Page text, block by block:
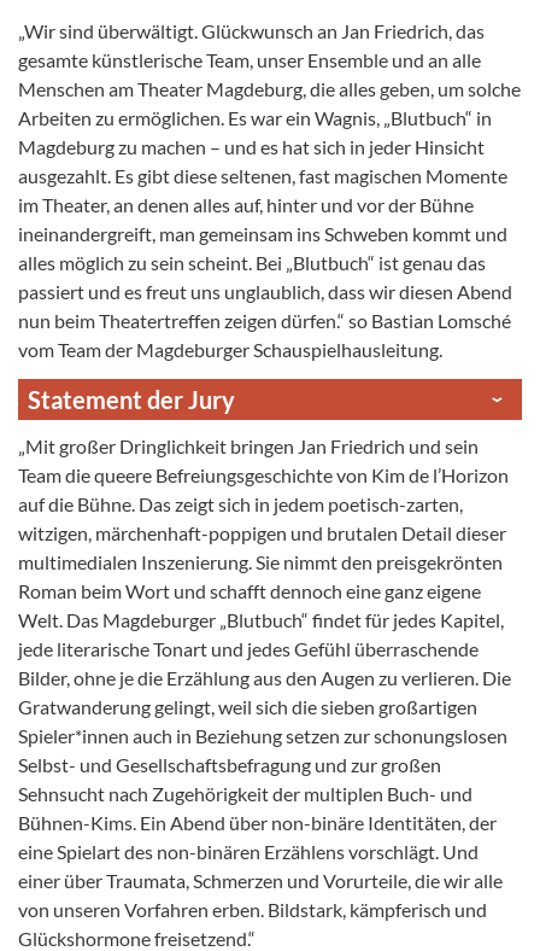
„Wir sind überwältigt. Glückwunsch an Jan Friedrich, das
gesamte künstlerische Team, unser Ensemble und an alle
Menschen am Theater Magdeburg, die alles geben, um solche
Arbeiten zu ermöglichen. Es war ein Wagnis, „Blutbuch“ in
Magdeburg zu machen – und es hat sich in jeder Hinsicht
ausgezahlt. Es gibt diese seltenen, fast magischen Momente
im Theater, an denen alles auf, hinter und vor der Bühne
ineinandergreift, man gemeinsam ins Schweben kommt und
alles möglich zu sein scheint. Bei „Blutbuch“ ist genau das
passiert und es freut uns unglaublich, dass wir diesen Abend
nun beim Theatertreffen zeigen dürfen.“ so Bastian Lomsché
vom Team der Magdeburger Schauspielhausleitung.
Statement der Jury
„Mit großer Dringlichkeit bringen Jan Friedrich und sein
Team die queere Befreiungsgeschichte von Kim de l’Horizon
auf die Bühne. Das zeigt sich in jedem poetisch-zarten,
witzigen, märchenhaft-poppigen und brutalen Detail dieser
multimedialen Inszenierung. Sie nimmt den preisgekrönten
Roman beim Wort und schafft dennoch eine ganz eigene
Welt. Das Magdeburger „Blutbuch“ findet für jedes Kapitel,
jede literarische Tonart und jedes Gefühl überraschende
Bilder, ohne je die Erzählung aus den Augen zu verlieren. Die
Gratwanderung gelingt, weil sich die sieben großartigen
Spieler*innen auch in Beziehung setzen zur schonungslosen
Selbst- und Gesellschaftsbefragung und zur großen
Sehnsucht nach Zugehörigkeit der multiplen Buch- und
Bühnen-Kims. Ein Abend über non-binäre Identitäten, der
eine Spielart des non-binären Erzählens vorschlägt. Und
einer über Traumata, Schmerzen und Vorurteile, die wir alle
von unseren Vorfahren erben. Bildstark, kämpferisch und
Glückshormone freisetzend.“